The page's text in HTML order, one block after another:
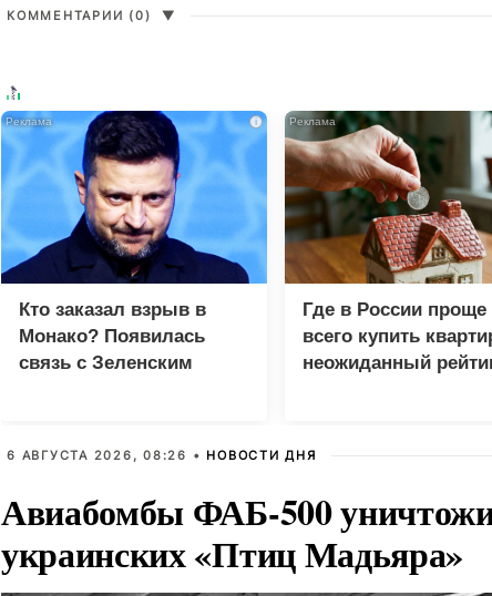
КОММЕНТАРИИ (0) ▼
i
Кто заказал взрыв в
Монако? Появилась
связь с Зеленским
Где в России проще
всего купить
неожиданный
6 АВГУСТА 2026, 08:26 • НОВОСТИ ДНЯ
Авиабомбы ФАБ-500
украинских «Птиц Мадьяра»